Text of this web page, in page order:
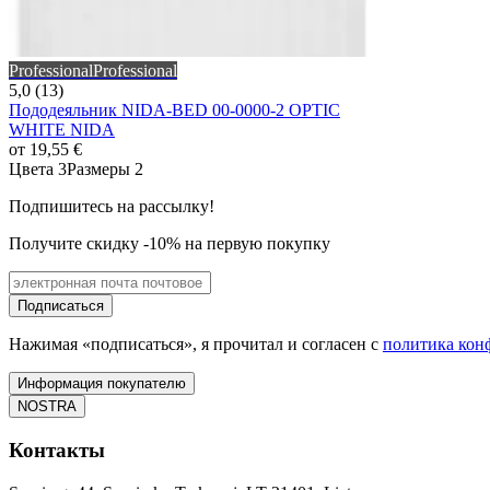
ProfessionalProfessional
5,0 (13)
Пододеяльник NIDA-BED 00-0000-2 OPTIC
WHITE NIDA
от 19,55 €
Цвета 3Размеры 2
Подпишитесь на рассылку!
Получите скидку -10% на первую покупку
Подписаться
Нажимая «подписаться», я прочитал и согласен с политика
Информация покупателю
NOSTRA
Контакты